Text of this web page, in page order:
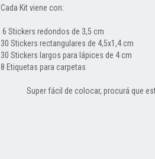
Cada Kit viene con:
6 Stickers redondos de 3,5 cm
30 Stickers rectangulares de 4,5x1,4 cm
30 Stickers largos para lápices de 4 cm
8 Etiquetas para carpetas
Super fácil de colocar, procurá que